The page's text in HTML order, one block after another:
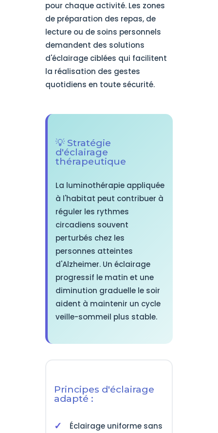
pour chaque activité. Les zones
de préparation des repas, de
lecture ou de soins personnels
demandent des solutions
d'éclairage ciblées qui facilitent
la réalisation des gestes
quotidiens en toute sécurité.
💡 Stratégie
d'éclairage
thérapeutique
La luminothérapie appliquée
à l'habitat peut contribuer à
réguler les rythmes
circadiens souvent
perturbés chez les
personnes atteintes
d'Alzheimer. Un éclairage
progressif le matin et une
diminution graduelle le soir
aident à maintenir un cycle
veille-sommeil plus stable.
Principes d'éclairage
adapté :
Éclairage uniforme sans